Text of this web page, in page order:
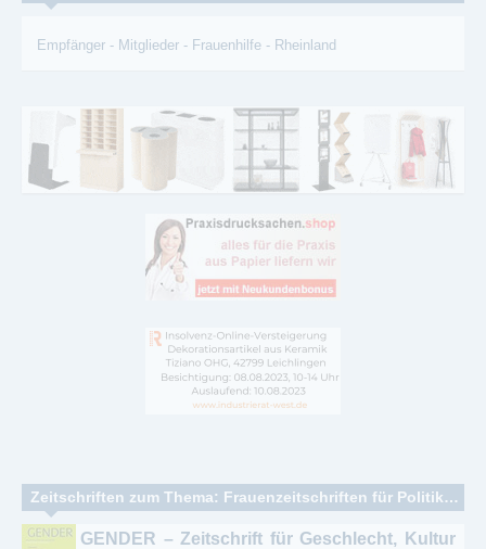
Empfänger - Mitglieder - Frauenhilfe - Rheinland
Zeitschriften zum Thema: Frauenzeitschriften für Politik - Kultur - Politische Bildung
GENDER – Zeitschrift für Geschlecht, Kultur